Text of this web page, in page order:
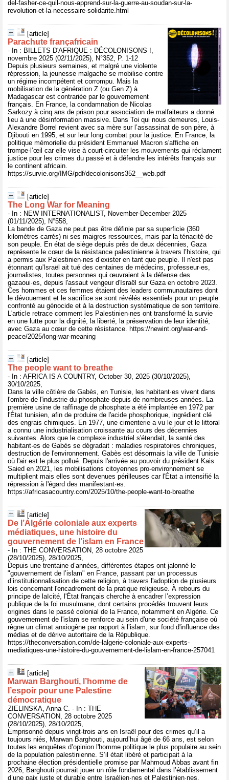
del-fasher-ce-quil-nous-apprend-sur-la-guerre-au-soudan-sur-la-
revolution-et-la-necessaire-solidarite.html
[article]
Parachute françafricain
- In : BILLETS D'AFRIQUE : DÉCOLONISONS !,
novembre 2025 (02/11/2025), N°352, P. 1-12
Depuis plusieurs semaines, et malgré une violente
répression, la jeunesse malgache se mobilise contre
un régime incompétent et corrompu. Mais la
mobilisation de la génération Z (ou Gen Z) à
Madagascar est contrariée par le gouvernement
français. En France, la condamnation de Nicolas
Sarkozy à cinq ans de prison pour association de malfaiteurs a donné
lieu à une désinformation massive. Dans Toi qui nous demeures, Louis-
Alexandre Borrel revient avec sa mère sur l’assassinat de son père, à
Djibouti en 1995, et sur leur long combat pour la justice. En France, la
politique mémorielle du président Emmanuel Macron s'affiche en
trompe-l’œil car elle vise à court-circuiter les mouvements qui réclament
justice pour les crimes du passé et à défendre les intérêts français sur
le continent africain.
https://survie.org/IMG/pdf/decolonisons352__web.pdf
[article]
The Long War for Meaning
- In : NEW INTERNATIONALIST, November-December 2025
(01/11/2025), N°558,
La bande de Gaza ne peut pas être définie par sa superficie (360
kilomètres carrés) ni ses maigres ressources, mais par la ténacité de
son peuple. En état de siège depuis près de deux décennies, Gaza
représente le cœur de la résistance palestinienne à travers l’histoire, qui
a permis aux Palestinien·nes d’exister en tant que peuple. Il n'est pas
étonnant qu'Israël ait tué des centaines de médecins, professeur·es,
journalistes, toutes personnes qui œuvraient à la défense des
gazaoui·es, depuis l'assaut vengeur d'Israël sur Gaza en octobre 2023.
Ces hommes et ces femmes étaient des leaders communautaires dont
le dévouement et le sacrifice se sont révélés essentiels pour un peuple
confronté au génocide et à la destruction systématique de son territoire.
L'article retrace comment les Palestinien·nes ont transformé la survie
en une lutte pour la dignité, la liberté, la préservation de leur identité,
avec Gaza au cœur de cette résistance. https://newint.org/war-and-
peace/2025/long-war-meaning
[article]
The people want to breathe
- In : AFRICA IS A COUNTRY, October 30, 2025 (30/10/2025),
30/10/2025,
Dans la ville côtière de Gabès, en Tunisie, les habitant·es vivent dans
l'ombre de l'industrie du phosphate depuis de nombreuses années. La
première usine de raffinage de phosphate a été implantée en 1972 par
l'État tunisien, afin de produire de l'acide phosphorique, ingrédient clé
des engrais chimiques. En 1977, une cimenterie a vu le jour et le littoral
a connu une industrialisation croissante au cours des décennies
suivantes. Alors que le complexe industriel s'étendait, la santé des
habitant·es de Gabès se dégradait : maladies respiratoires chroniques,
destruction de l'environnement. Gabès est désormais la ville de Tunisie
où l'air est le plus pollué. Depuis l'arrivée au pouvoir du président Kais
Saied en 2021, les mobilisations citoyennes pro-environnement se
multiplient mais elles sont devenues périlleuses car l'État a intensifié la
répression à l'égard des manifestant·es.
https://africasacountry.com/2025/10/the-people-want-to-breathe
[article]
De l’Algérie coloniale aux experts
médiatiques, une histoire du
gouvernement de l’islam en France
- In : THE CONVERSATION, 28 octobre 2025
(28/10/2025), 28/10/2025,
Depuis une trentaine d’années, différentes étapes ont jalonné le
"gouvernement de l’islam" en France, passant par un processus
d’institutionnalisation de cette religion, à travers l'adoption de plusieurs
lois concernant l'encadrement de la pratique religieuse. À rebours du
principe de laïcité, l'État français cherche à encadrer l’expression
publique de la foi musulmane, dont certains procédés trouvent leurs
origines dans le passé colonial de la France, notamment en Algérie. Ce
gouvernement de l'islam se renforce au sein d'une société française où
règne un climat anxiogène par rapport à l’islam, sur fond d'influence des
médias et de dérive autoritaire de la République.
https://theconversation.com/de-lalgerie-coloniale-aux-experts-
mediatiques-une-histoire-du-gouvernement-de-lislam-en-france-257041
[article]
Marwan Barghouti, l’homme de
l’espoir pour une Palestine
démocratique
ZIELINSKA, Anna C. - In : THE
CONVERSATION, 28 octobre 2025
(28/10/2025), 28/10/2025,
Emprisonné depuis vingt-trois ans en Israël pour des crimes qu’il a
toujours niés, Marwan Barghouti, aujourd’hui âgé de 66 ans, est selon
toutes les enquêtes d’opinion l'homme politique le plus populaire au sein
de la population palestinienne. S’il était libéré et participait à la
prochaine élection présidentielle promise par Mahmoud Abbas avant fin
2026, Barghouti pourrait jouer un rôle fondamental dans l’établissement
d’une paix juste et durable entre Israélien·nes et Palestinien·nes.